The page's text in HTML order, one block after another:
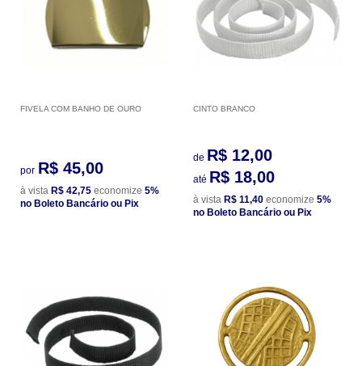
FIVELA COM BANHO DE OURO
por R$ 45,00
à vista R$ 42,75 economize 5%
no Boleto Bancário ou Pix
CINTO BRANCO
de R$ 12,00
até R$ 18,00
à vista R$ 11,40 economize 5%
no Boleto Bancário ou Pix